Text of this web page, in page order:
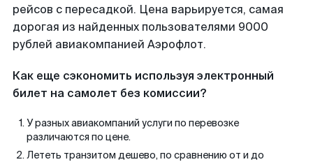
рейсов с пересадкой. Цена варьируется, самая
дорогая из найденных пользователями 9000
рублей авиакомпанией Аэрофлот.
Как еще сэкономить используя электронный
билет на самолет без комиссии?
У разных авиакомпаний услуги по перевозке
различаются по цене.
Лететь транзитом дешево, по сравнению от и до